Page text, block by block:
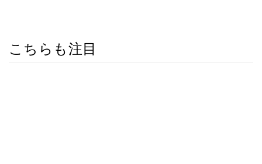
こちらも注目